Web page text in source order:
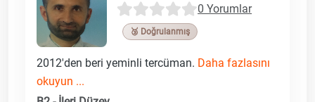
0 Yorumlar
🥉 Doğrulanmış
2012'den beri yeminli tercüman. Daha fazlasını
okuyun ...